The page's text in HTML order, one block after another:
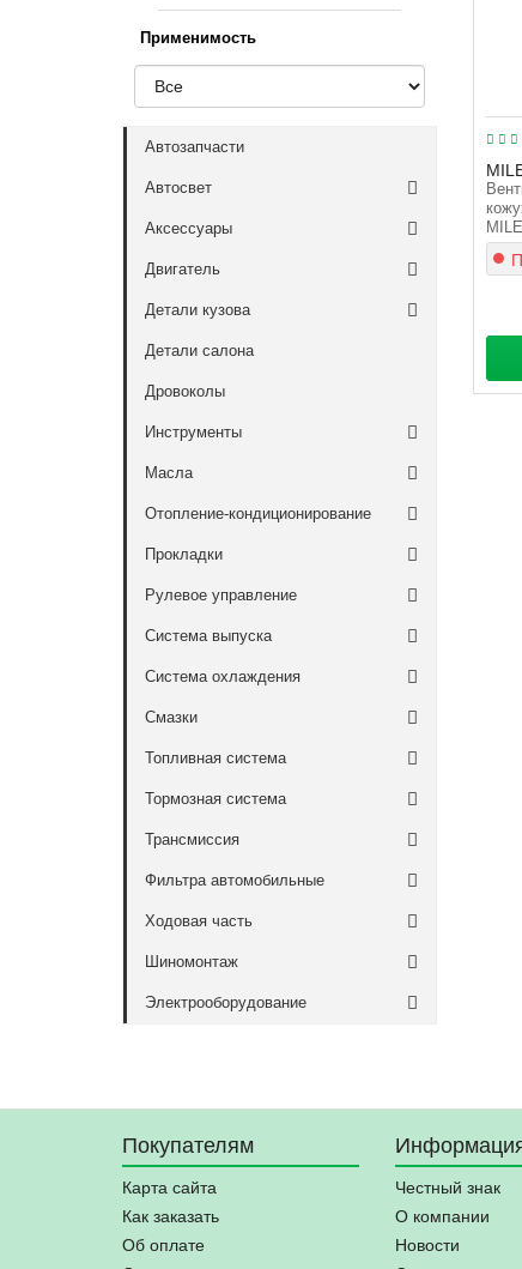
Применимость
Автозапчасти
Автосвет
Аксессуары
Двигатель
Детали кузова
Детали салона
Дровоколы
Инструменты
Масла
Отопление-кондиционирование
Прокладки
Рулевое управление
Система выпуска
Система охлаждения
Смазки
Топливная система
Тормозная система
Трансмиссия
Фильтра автомобильные
Ходовая часть
Шиномонтаж
Электрооборудование
Покупателям
Карта сайта
Как заказать
Об оплате
Честный знак
О компании
Новости